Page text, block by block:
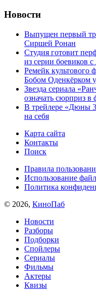
Новости
Выпущен первый
Сиршей Ронан
Студия готовит
из серии боевиков
Ремейк культового
Бобом Оденкёрком
Звезда сериала
означать сюрприз в
В трейлере «Дюны
на себя
Карта сайта
Контакты
Поиск
Правила
Использование
Политика
© 2026, КиноПаб
Новости
Разборы
Подборки
Спойлеры
Сериалы
Фильмы
Актеры
Квизы